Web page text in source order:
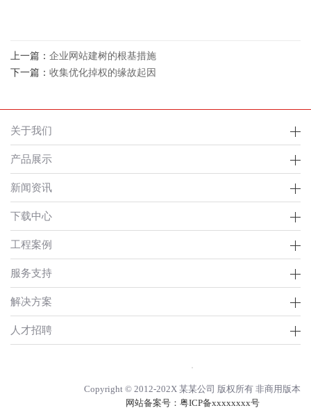
上一篇： 企业网站建树的根基措施
下一篇： 收集优化掉权的缘故起因
关于我们
产品展示
新闻资讯
下载中心
工程案例
服务支持
解决方案
人才招聘
Copyright © 2012-202X 某某公司 版权所有 非商用版本
网站备案号： 粤ICP备xxxxxxxx号